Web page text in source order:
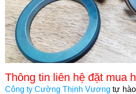
Thông tin liên hệ đặt mua
Công ty Cường Thịnh Vương tự